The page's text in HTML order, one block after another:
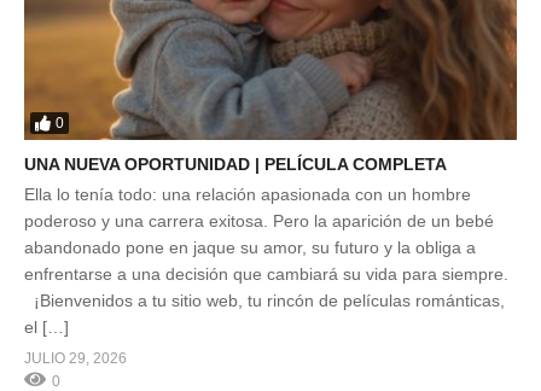
0
UNA NUEVA OPORTUNIDAD | PELÍCULA COMPLETA
Ella lo tenía todo: una relación apasionada con un hombre
poderoso y una carrera exitosa. Pero la aparición de un bebé
abandonado pone en jaque su amor, su futuro y la obliga a
enfrentarse a una decisión que cambiará su vida para siempre.
¡Bienvenidos a tu sitio web, tu rincón de películas románticas,
el […]
JULIO 29, 2026
0